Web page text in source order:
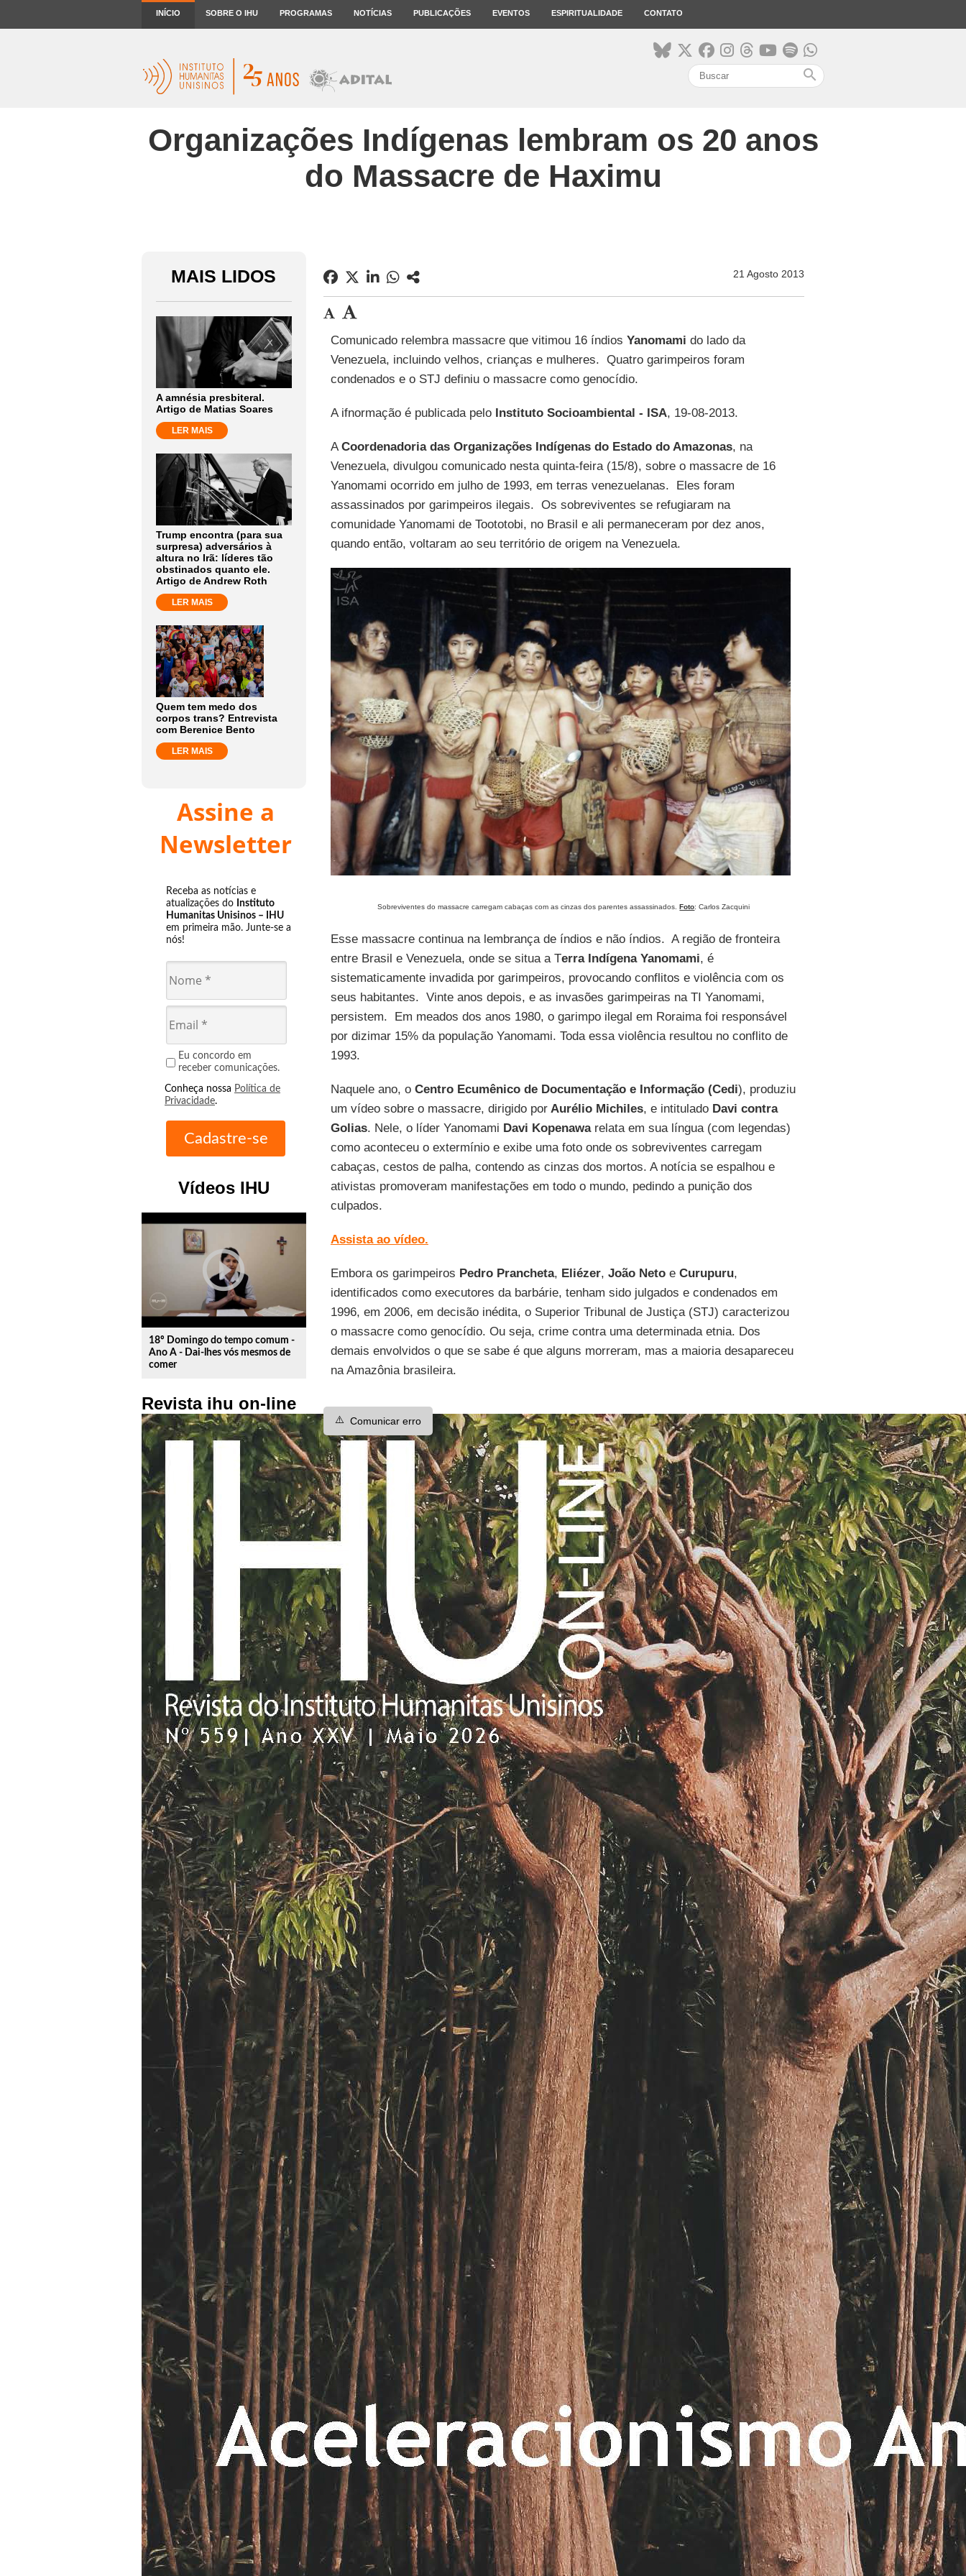
INÍCIO SOBRE O IHU PROGRAMAS NOTÍCIAS PUBLICAÇÕES EVENTOS ESPIRITUALIDADE CONTATO
search
Organizações Indígenas lembram os 20 anos
do Massacre de Haximu
MAIS LIDOS
A amnésia presbiteral.
Artigo de Matias Soares
LER MAIS
Trump encontra (para sua
surpresa) adversários à
altura no Irã: líderes tão
obstinados quanto ele.
Artigo de Andrew Roth
LER MAIS
Quem tem medo dos
corpos trans? Entrevista
com Berenice Bento
LER MAIS
Assine a
Newsletter
Receba as notícias e
atualizações do Instituto
Humanitas Unisinos – IHU
em primeira mão. Junte-se a
nós!
Eu concordo em
receber comunicações.
Conheça nossa Política de
Privacidade.
Vídeos IHU
play_circle_outline
18º Domingo do tempo comum -
Ano A - Dai-lhes vós mesmos de
comer
Revista ihu on-line
21 Agosto 2013
Comunicado relembra massacre que vitimou 16 índios Yanomami do lado da
Venezuela, incluindo velhos, crianças e mulheres. Quatro garimpeiros foram
condenados e o STJ definiu o massacre como genocídio.
A ifnormação é publicada pelo Instituto Socioambiental - ISA, 19-08-2013.
ACoordenadoria das Organizações Indígenas do Estado do Amazonas, na
Venezuela, divulgou comunicado nesta quinta-feira (15/8), sobre o massacre de 16
Yanomami ocorrido em julho de 1993, em terras venezuelanas. Eles foram
assassinados por garimpeiros ilegais. Os sobreviventes se refugiaram na
comunidade Yanomami de Toototobi, no Brasil e ali permaneceram por dez anos,
quando então, voltaram ao seu território de origem na Venezuela.
Sobreviventes do massacre carregam cabaças com as cinzas dos parentes assassinados.Foto: Carlos Zacquini
Esse massacre continua na lembrança de índios e não índios. A região de fronteira
entre Brasil e Venezuela, onde se situa a Terra Indígena Yanomami, é
sistematicamente invadida por garimpeiros, provocando conflitos e violência com os
seus habitantes. Vinte anos depois, e as invasões garimpeiras na TI Yanomami,
persistem. Em meados dos anos 1980, o garimpo ilegal em Roraima foi responsável
por dizimar 15% da população Yanomami. Toda essa violência resultou no conflito de
1993.
Naquele ano, o Centro Ecumênico de Documentação e Informação (Cedi), produziu
um vídeo sobre o massacre, dirigido porAurélio Michiles, e intitulado Davi contra
Golias. Nele, o líder Yanomami Davi Kopenawarelata em sua língua (com legendas)
como aconteceu o extermínio e exibe uma foto onde os sobreviventes carregam
cabaças, cestos de palha, contendo as cinzas dos mortos. A notícia se espalhou e
ativistas promoveram manifestações em todo o mundo, pedindo a punição dos
culpados.
Assista ao vídeo.
Embora os garimpeiros Pedro Prancheta, Eliézer, João Netoe Curupuru,
identificados como executores da barbárie, tenham sido julgados e condenados em
1996, em 2006, em decisão inédita, o Superior Tribunal de Justiça (STJ) caracterizou
o massacre como genocídio. Ou seja, crime contra uma determinada etnia. Dos
demais envolvidos o que se sabe é que alguns morreram, mas a maioria desapareceu
na Amazônia brasileira.
⚠️ Comunicar erro